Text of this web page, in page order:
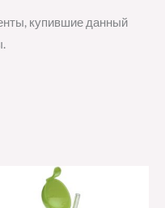
купившие данный